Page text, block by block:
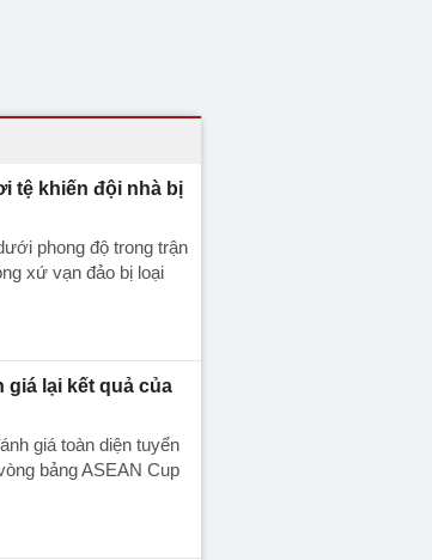
tệ khiến đội nhà bị
phong độ trong trận
xứ vạn đảo bị loại
lại kết quả của
giá toàn diện tuyển
bảng ASEAN Cup